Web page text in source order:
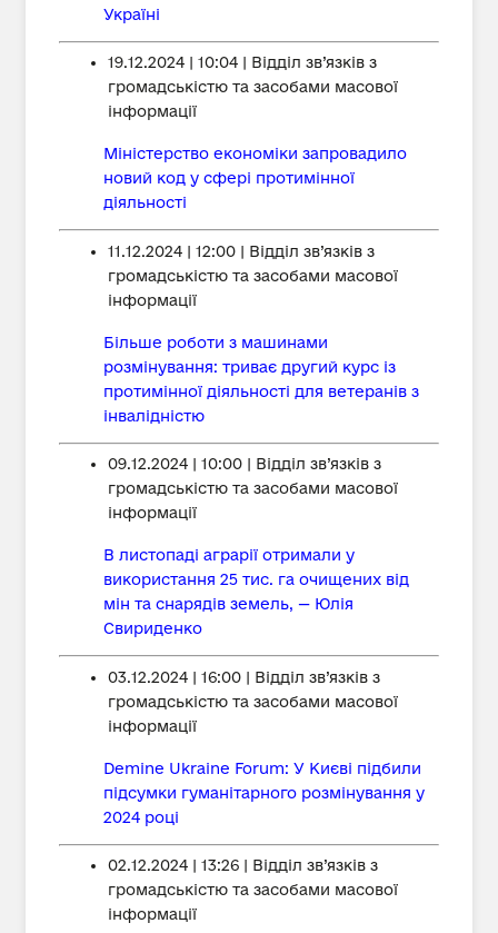
Україні
19.12.2024 | 10:04 | Відділ зв’язків з
громадськістю та засобами масової
інформації
Міністерство економіки запровадило
новий код у сфері протимінної
діяльності
11.12.2024 | 12:00 | Відділ зв’язків з
громадськістю та засобами масової
інформації
Більше роботи з машинами
розмінування: триває другий курс із
протимінної діяльності для ветеранів з
інвалідністю
09.12.2024 | 10:00 | Відділ зв’язків з
громадськістю та засобами масової
інформації
В листопаді аграрії отримали у
використання 25 тис. га очищених від
мін та снарядів земель, — Юлія
Свириденко
03.12.2024 | 16:00 | Відділ зв’язків з
громадськістю та засобами масової
інформації
Demine Ukraine Forum: У Києві підбили
підсумки гуманітарного розмінування у
2024 році
02.12.2024 | 13:26 | Відділ зв’язків з
громадськістю та засобами масової
інформації